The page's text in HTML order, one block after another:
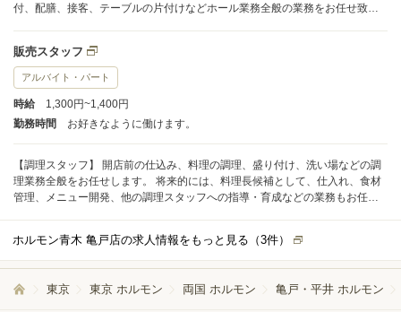
付、配膳、接客、テーブルの片付けなどホール業務全般の業務をお任せ致し
販売スタッフ
アルバイト・パート
時給
1,300円~1,400円
勤務時間
お好きなように働けます。
【調理スタッフ】 開店前の仕込み、料理の調理、盛り付け、洗い場などの調
理業務全般をお任せします。 将来的には、料理長候補として、仕入れ、食材
管理、メニュー開発、他の調理スタッフへの指導・育成などの業務もお任せ
ホルモン青木 亀戸店の求人情報をもっと見る（3件）
東京 東京 ホルモン 両国 ホルモン 亀戸・平井 ホルモン